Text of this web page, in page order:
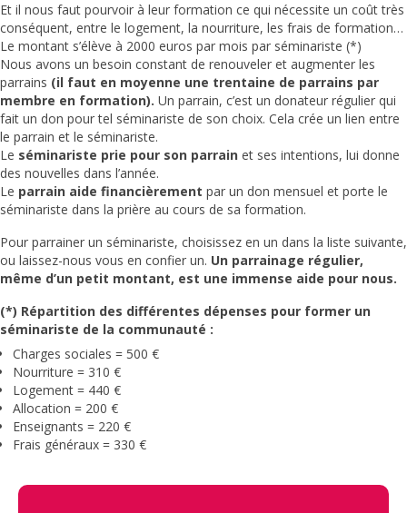
Et il nous faut pourvoir à leur formation ce qui nécessite un coût très
conséquent, entre le logement, la nourriture, les frais de formation…
Le montant s’élève à 2000 euros par mois par séminariste (*)
Nous avons un besoin constant de renouveler et augmenter les
parrains (il faut en moyenne une trentaine de parrains par
membre en formation). Un parrain, c’est un donateur régulier qui
fait un don pour tel séminariste de son choix. Cela crée un lien entre
le parrain et le séminariste.
Le séminariste prie pour son parrain et ses intentions, lui donne
des nouvelles dans l’année.
Le parrain aide financièrement par un don mensuel et porte le
séminariste dans la prière au cours de sa formation.
Pour parrainer un séminariste, choisissez en un dans la liste suivante,
ou laissez-nous vous en confier un. Un parrainage régulier,
même d’un petit montant, est une immense aide pour nous.
(*) Répartition des différentes dépenses pour former un
séminariste de la communauté :
Charges sociales = 500 €
Nourriture = 310 €
Logement = 440 €
Allocation = 200 €
Enseignants = 220 €
Frais généraux = 330 €